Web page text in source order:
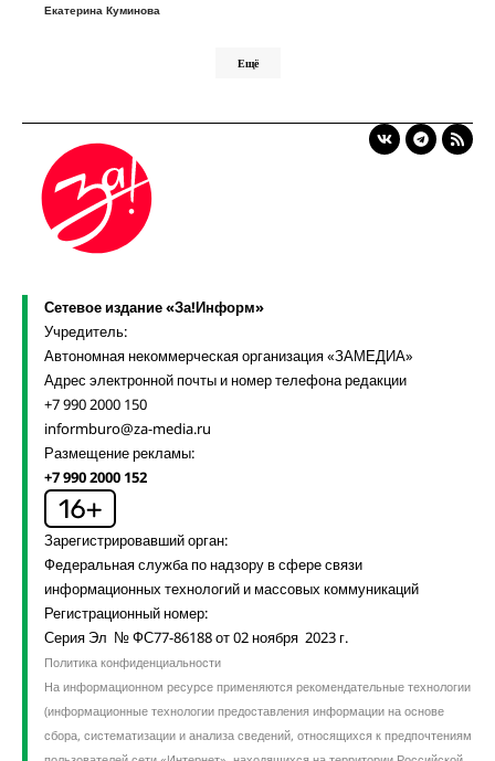
Екатерина Куминова
Ещё
Сетевое издание «За!Информ»
Учредитель:
Автономная некоммерческая организация «ЗАМЕДИА»
Адрес электронной почты и номер телефона редакции
+7 990 2000 150
informburo@za-media.ru
Размещение рекламы:
+7 990 2000 152
Зарегистрировавший орган:
Федеральная служба по надзору в сфере связи
информационных технологий и массовых коммуникаций
Регистрационный номер:
Серия Эл № ФС77-86188 от 02 ноября 2023 г.
Политика конфиденциальности
На информационном ресурсе применяются рекомендательные технологии
(информационные технологии предоставления информации на основе
сбора, систематизации и анализа сведений, относящихся к предпочтениям